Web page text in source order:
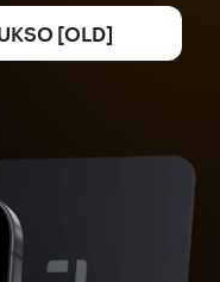
[OLD]